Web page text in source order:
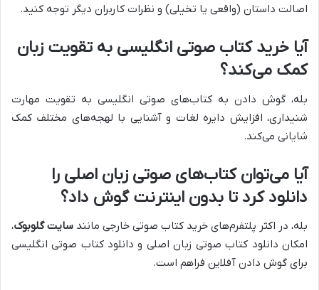
اصالت داستان (واقعی یا تخیلی) و نظرات کاربران دیگر توجه کنید.
آیا خرید کتاب صوتی انگلیسی به تقویت زبان
کمک می‌کند؟
بله، گوش دادن به کتاب‌های صوتی انگلیسی به تقویت مهارت
شنیداری، افزایش دایره لغات و آشنایی با لهجه‌های مختلف کمک
شایانی می‌کند.
آیا می‌توان کتاب‌های صوتی زبان اصلی را
دانلود کرد تا بدون اینترنت گوش داد؟
بله، در اکثر پلتفرم‌های خرید کتاب صوتی خارجی مانند سایت گلوبوک،
امکان دانلود کتاب صوتی زبان اصلی و دانلود کتاب صوتی انگلیسی
برای گوش دادن آفلاین فراهم است.